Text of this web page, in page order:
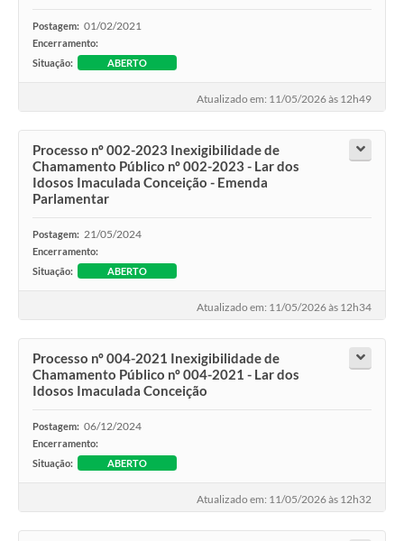
Postagem: 01/02/2021
Encerramento:
Situação:
ABERTO
Atualizado em: 11/05/2026 às 12h49
Processo nº 002-2023 Inexigibilidade de
Chamamento Público nº 002-2023 - Lar dos
Idosos Imaculada Conceição - Emenda
Parlamentar
Postagem: 21/05/2024
Encerramento:
Situação:
ABERTO
Atualizado em: 11/05/2026 às 12h34
Processo nº 004-2021 Inexigibilidade de
Chamamento Público nº 004-2021 - Lar dos
Idosos Imaculada Conceição
Postagem: 06/12/2024
Encerramento:
Situação:
ABERTO
Atualizado em: 11/05/2026 às 12h32